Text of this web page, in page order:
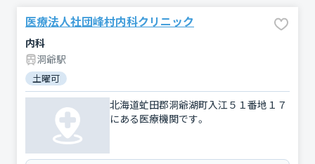
医療法人社団峰村内科クリニック
内科
洞爺駅
土曜可
北海道虻田郡洞爺湖町入江５１番地１７
にある医療機関です。